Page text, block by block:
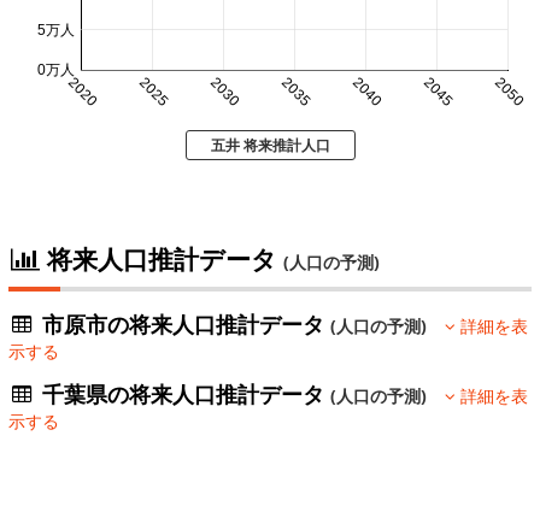
2020 2025 2030 2035 2040 2045 2050
0万人
5万人
五井 将来推計人口
将来人口推計データ (人口の予測)
市原市の将来人口推計データ(人口の予測)
詳細を表
示する
千葉県の将来人口推計データ(人口の予測)
詳細を表
示する